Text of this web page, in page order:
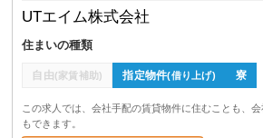
UTエイム株式会社
住まいの種類
自由(家賃補助) 指定物件(借り上げ) 寮
この求人では、会社手配の賃貸物件に住むことも、
もできます。